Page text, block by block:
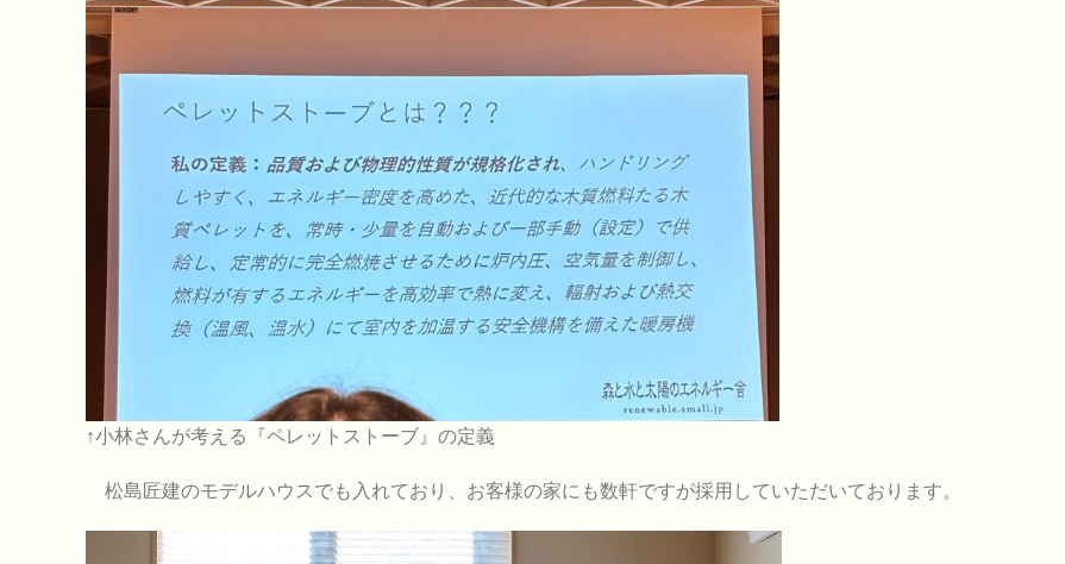
↑小林さんが考える『ペレットストーブ』の定義
松島匠建のモデルハウスでも入れており、お客様の家にも数軒ですが採用していただいております。